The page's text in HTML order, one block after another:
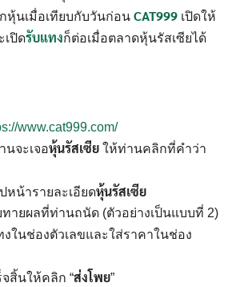
หุ้นเมื่อเทียบกับวันก่อน CAT999 เปิดให้
เปิดรับแทงก็ต่อเมื่อตลาดหุ้นรัสเซียได้
www.cat999.com/
นจะเจอหุ้นรัสเซียให้ท่านคลิกที่คำว่า
หน้ารายละเอียดหุ้นรัสเซีย
ายผลที่ท่านถนัด (ตัวอย่างเป็นแบบที่ 2)
ในช่องตัวเลขและใส่ราคาในช่อง
สิ้นให้คลิก “ส่งโพย”